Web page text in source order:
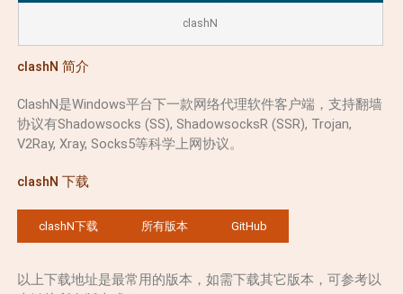
clashN
clashN 简介
ClashN是Windows平台下一款网络代理软件客户端，支持翻墙
协议有Shadowsocks (SS), ShadowsocksR (SSR), Trojan,
V2Ray, Xray, Socks5等科学上网协议。
clashN 下载
clashN下载 所有版本 GitHub
以上下载地址是最常用的版本，如需下载其它版本，可参考以